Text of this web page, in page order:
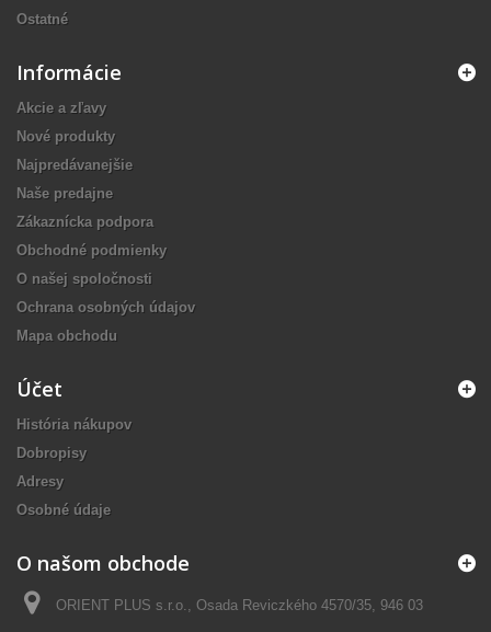
Ostatné
Informácie
Akcie a zľavy
Nové produkty
Najpredávanejšie
Naše predajne
Zákaznícka podpora
Obchodné podmienky
O našej spoločnosti
Ochrana osobných údajov
Mapa obchodu
Účet
História nákupov
Dobropisy
Adresy
Osobné údaje
O našom obchode
ORIENT PLUS s.r.o., Osada Reviczkého 4570/35, 946 03